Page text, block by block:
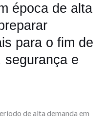
época de alta
para o fim de
segurança e
de alta demanda em